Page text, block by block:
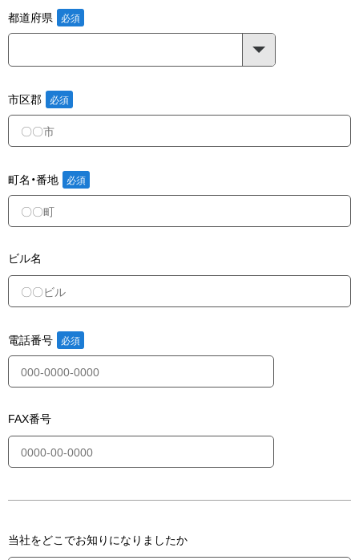
都道府県
市区郡
町名・番地
ビル名
電話番号
FAX番号
当社をどこでお知りになりましたか